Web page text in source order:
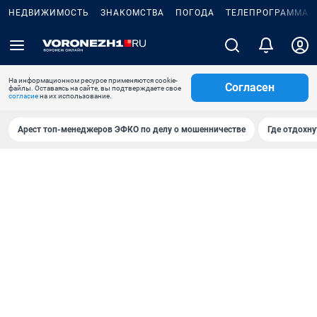
НЕДВИЖИМОСТЬ ЗНАКОМСТВА ПОГОДА ТЕЛЕПРОГРАММА
На информационном ресурсе применяются cookie-
файлы. Оставаясь на сайте, вы подтверждаете свое
согласиена их использование.
Согласен
Арест топ-менеджеров ЭФКО по делу о мошенничестве Где